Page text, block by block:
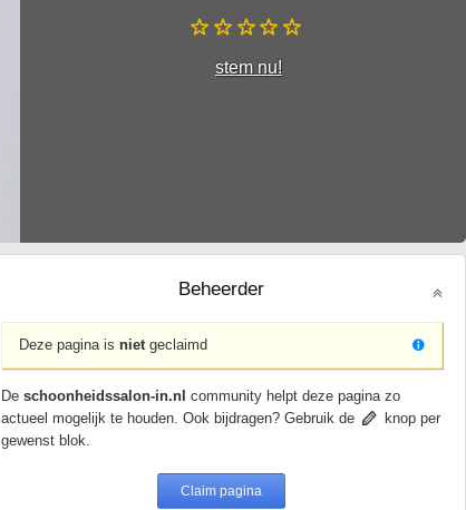
stem nu!
Beheerder
Deze pagina is nietgeclaimd
De schoonheidssalon-in.nl community helpt deze pagina zo
actueel mogelijk te houden. Ook bijdragen? Gebruik de
knop per
gewenst blok.
Claim pagina